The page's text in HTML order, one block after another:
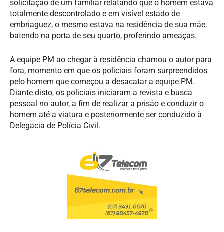
solicitação de um familiar relatando que o homem estava
totalmente descontrolado e em visível estado de
embriaguez, o mesmo estava na residência de sua mãe,
batendo na porta de seu quarto, proferindo ameaças.
A equipe PM ao chegar à residência chamou o autor para
fora, momento em que os policiais foram surpreendidos
pelo homem que começou a desacatar a equipe PM.
Diante disto, os policiais iniciaram a revista e busca
pessoal no autor, a fim de realizar a prisão e conduzir o
homem até a viatura e posteriormente ser conduzido à
Delegacia de Polícia Civil.